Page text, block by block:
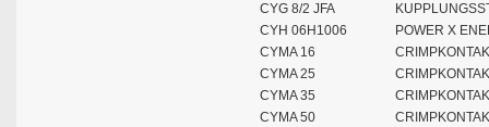
CYG 8/2 JFA
CYH 06H1006
POWER X
CYMA 16
CYMA 25
CYMA 35
CYMA 50